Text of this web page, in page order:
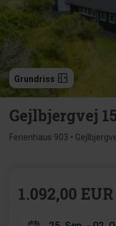
Grundriss
Gejlbjergvej
Ferienhaus 903 •
1.092,00 EUR